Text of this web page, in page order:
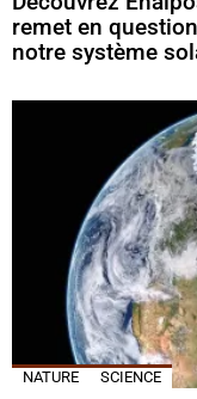
remet en
notre système
NATURE SCIENCE